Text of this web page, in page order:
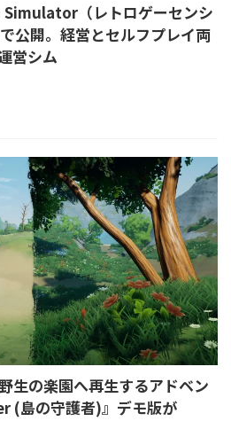
Simulator（レトロゲーセンシ
公開。経営とセルフプレイ両
営シム
生の楽園へ再生するアドベン
(島の守護者)』デモ版が